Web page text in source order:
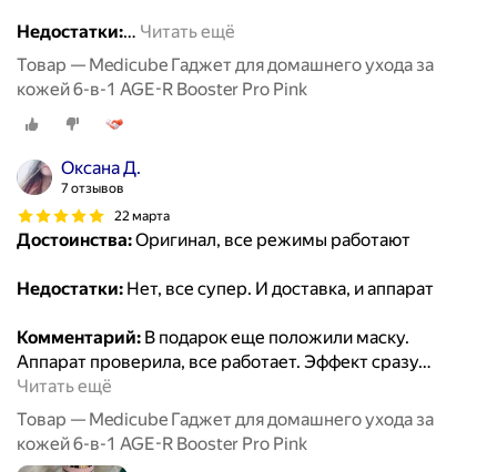
Недостатки:… Читать ещё
Товар — Medicube Гаджет для домашнего ухода за
кожей 6-в-1 AGE-R Booster Pro Pink
Оксана Д.
7 отзывов
22 марта
Достоинства:Оригинал, все режимы работают
Недостатки: Нет, все супер. И доставка, и аппарат
Комментарий: В подарок еще положили маску.
Аппарат проверила, все работает. Эффект сразу…
Читать ещё
Товар — Medicube Гаджет для домашнего ухода за
кожей 6-в-1 AGE-R Booster Pro Pink